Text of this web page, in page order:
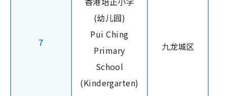
7
(幼儿园)
Pui Ching
Primary
School
(Kindergarten)
九龙城区